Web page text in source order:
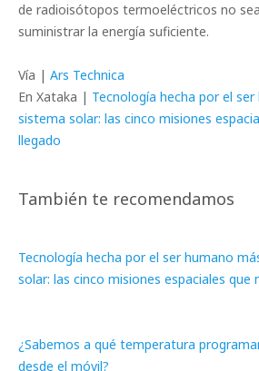
de radioisótopos termoeléctricos no
suministrar la energía suficiente.
Vía | Ars Technica
En Xataka | Tecnología hecha por el
sistema solar: las cinco misiones
llegado
También te recomendamos
Tecnología hecha por el ser humano
solar: las cinco misiones espaciales que
¿Sabemos a qué temperatura
desde el móvil?